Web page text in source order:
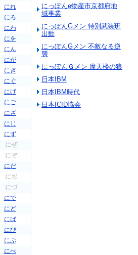
にれ
にろ
にわ
にを
にん
にが
にぎ
にぐ
にげ
にご
にざ
にじ
にず
にぜ
にぞ
にだ
にぢ
にづ
にで
にど
にば
にび
にぶ
にべ
にっぽんe物産市京都府地
域事業
にっぽんGメン 特別武装班
出動
にっぽんGメン 不敵なる逆
襲
にっぽんＧメン 摩天楼の狼
日本IBM
日本IBM時代
日本ICID協会